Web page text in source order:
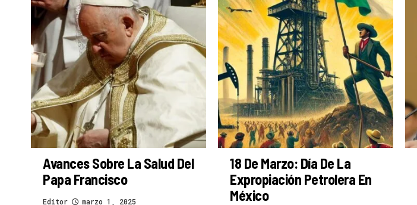
Avances Sobre La Salud Del
Papa Francisco
Editor marzo 1, 2025
18 De Marzo: Día De La
Expropiación Petrolera En
México